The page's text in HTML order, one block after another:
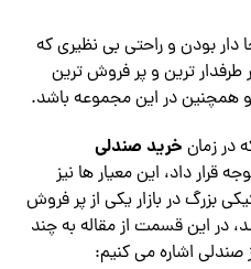
دار بودن و راحتی بی نظیری که
طرفدار ترین و پر فروش ترین
همچنین در این مجموعه باشد.
در زمان خرید صندلی
قرار داد، این معیار ها نیز
بزرگ در بازار یکی از پر فروش
در این قسمت از مقاله به چند
صندلی اشاره می کنیم: